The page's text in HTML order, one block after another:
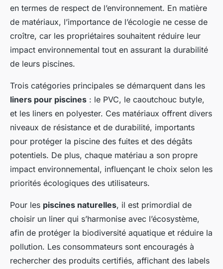
en termes de respect de l’environnement. En matière
de matériaux, l’importance de l’écologie ne cesse de
croître, car les propriétaires souhaitent réduire leur
impact environnemental tout en assurant la durabilité
de leurs piscines.
Trois catégories principales se démarquent dans les
liners pour piscines : le PVC, le caoutchouc butyle,
et les liners en polyester. Ces matériaux offrent divers
niveaux de résistance et de durabilité, importants
pour protéger la piscine des fuites et des dégâts
potentiels. De plus, chaque matériau a son propre
impact environnemental, influençant le choix selon les
priorités écologiques des utilisateurs.
Pour les piscines naturelles, il est primordial de
choisir un liner qui s’harmonise avec l’écosystème,
afin de protéger la biodiversité aquatique et réduire la
pollution. Les consommateurs sont encouragés à
rechercher des produits certifiés, affichant des labels